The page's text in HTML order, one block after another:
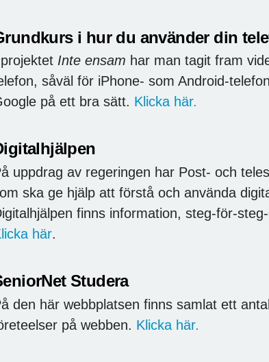
i hur du använder din
Inte ensam har man tagit fram
såväl för iPhone- som Android-
på ett bra sätt. Klicka här.
uppdrag av regeringen har Post- och
ska ge hjälp att förstå och använda
finns information, steg-för-
här.
Studera
den här webbplatsen finns samlat ett
på webben. Klicka här.